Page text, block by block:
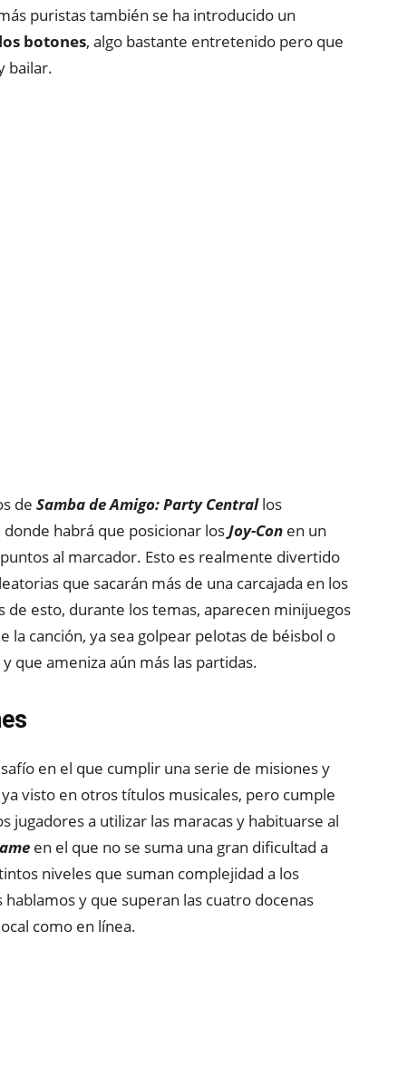
puristas también se ha introducido un
botones, algo bastante entretenido pero que
bailar.
de Samba de Amigo: Party Centrallos
habrá que posicionar losJoy-Con en un
al marcador. Esto es realmente divertido
que sacarán más de una carcajada en los
esto, durante los temas, aparecen minijuegos
canción, ya sea golpear pelotas de béisbol o
que ameniza aún más las partidas.
en el que cumplir una serie de misiones y
visto en otros títulos musicales, pero cumple
jugadores a utilizar las maracas y habituarse al
en el que no se suma una gran dificultad a
niveles que suman complejidad a los
y que superan las cuatro docenas
como en línea.